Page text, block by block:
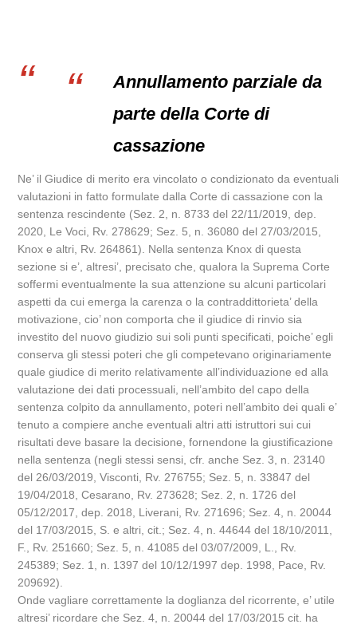
Annullamento parziale da
parte della Corte di
cassazione
Ne’ il Giudice di merito era vincolato o condizionato da eventuali
valutazioni in fatto formulate dalla Corte di cassazione con la
sentenza rescindente (Sez. 2, n. 8733 del 22/11/2019, dep.
2020, Le Voci, Rv. 278629; Sez. 5, n. 36080 del 27/03/2015,
Knox e altri, Rv. 264861). Nella sentenza Knox di questa
sezione si e’, altresi’, precisato che, qualora la Suprema Corte
soffermi eventualmente la sua attenzione su alcuni particolari
aspetti da cui emerga la carenza o la contraddittorieta’ della
motivazione, cio’ non comporta che il giudice di rinvio sia
investito del nuovo giudizio sui soli punti specificati, poiche’ egli
conserva gli stessi poteri che gli competevano originariamente
quale giudice di merito relativamente all’individuazione ed alla
valutazione dei dati processuali, nell’ambito del capo della
sentenza colpito da annullamento, poteri nell’ambito dei quali e’
tenuto a compiere anche eventuali altri atti istruttori sui cui
risultati deve basare la decisione, fornendone la giustificazione
nella sentenza (negli stessi sensi, cfr. anche Sez. 3, n. 23140
del 26/03/2019, Visconti, Rv. 276755; Sez. 5, n. 33847 del
19/04/2018, Cesarano, Rv. 273628; Sez. 2, n. 1726 del
05/12/2017, dep. 2018, Liverani, Rv. 271696; Sez. 4, n. 20044
del 17/03/2015, S. e altri, cit.; Sez. 4, n. 44644 del 18/10/2011,
F., Rv. 251660; Sez. 5, n. 41085 del 03/07/2009, L., Rv.
245389; Sez. 1, n. 1397 del 10/12/1997 dep. 1998, Pace, Rv.
209692).
Onde vagliare correttamente la doglianza del ricorrente, e’ utile
altresi’ ricordare che Sez. 4, n. 20044 del 17/03/2015 cit. ha